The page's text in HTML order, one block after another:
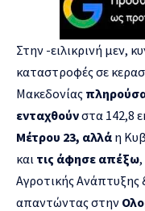
Στην -ειλικρινή μεν,
καταστροφές σε
Μακεδονίας
ενταχθούνστα 142,8
Μέτρου 23, αλλά η
και τις άφησε απέξω
Αγροτικής Ανάπτυξης
απαντώντας στην